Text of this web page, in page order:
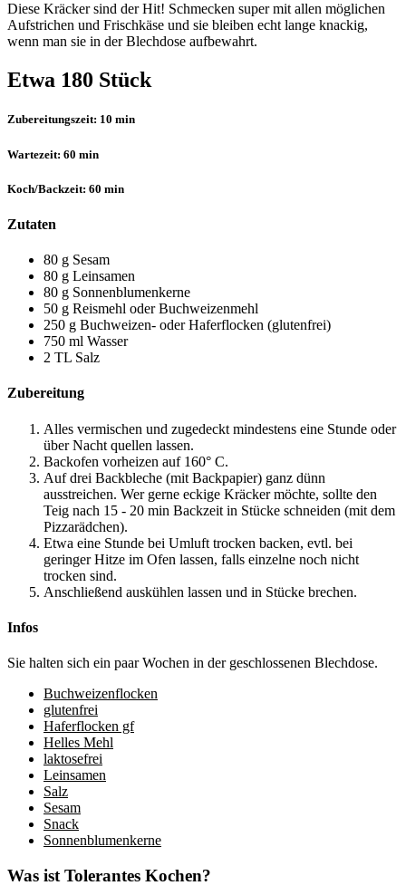
Diese Kräcker sind der Hit! Schmecken super mit allen möglichen
Aufstrichen und Frischkäse und sie bleiben echt lange knackig,
wenn man sie in der Blechdose aufbewahrt.
Etwa 180 Stück
Zubereitungszeit: 10 min
Wartezeit: 60 min
Koch/Backzeit: 60 min
Zutaten
80 g Sesam
80 g Leinsamen
80 g Sonnenblumenkerne
50 g Reismehl oder Buchweizenmehl
250 g Buchweizen- oder Haferflocken (glutenfrei)
750 ml Wasser
2 TL Salz
Zubereitung
Alles vermischen und zugedeckt mindestens eine Stunde oder
über Nacht quellen lassen.
Backofen vorheizen auf 160° C.
Auf drei Backbleche (mit Backpapier) ganz dünn
ausstreichen. Wer gerne eckige Kräcker möchte, sollte den
Teig nach 15 - 20 min Backzeit in Stücke schneiden (mit dem
Pizzarädchen).
Etwa eine Stunde bei Umluft trocken backen, evtl. bei
geringer Hitze im Ofen lassen, falls einzelne noch nicht
trocken sind.
Anschließend auskühlen lassen und in Stücke brechen.
Infos
Sie halten sich ein paar Wochen in der geschlossenen Blechdose.
Buchweizenflocken
glutenfrei
Haferflocken gf
Helles Mehl
laktosefrei
Leinsamen
Salz
Sesam
Snack
Sonnenblumenkerne
Was ist Tolerantes Kochen?